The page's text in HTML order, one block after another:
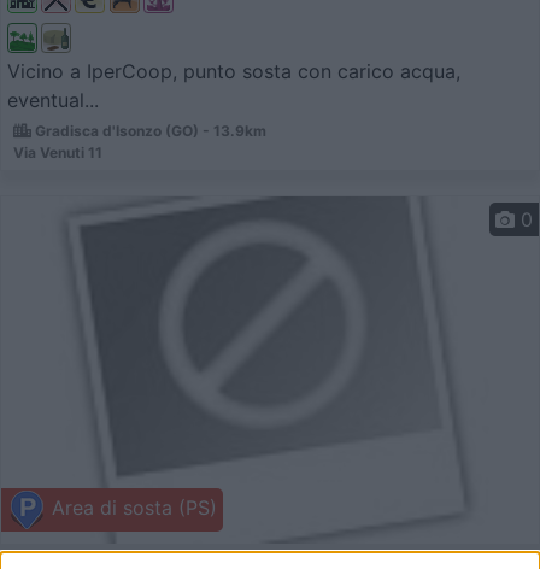
Vicino a IperCoop, punto sosta con carico acqua,
eventual...
Gradisca d'Isonzo (GO) - 13.9km
Via Venuti 11
Area di sosta (PS)
0
Parcheggio Sacrario Miliare